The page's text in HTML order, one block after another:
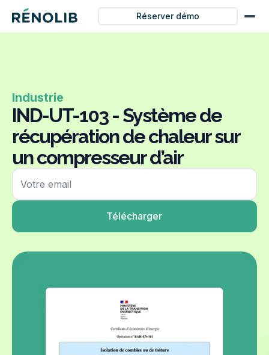
Réserver démo
Industrie
IND-UT-103 - Système de
récupération de chaleur sur
un compresseur d’air